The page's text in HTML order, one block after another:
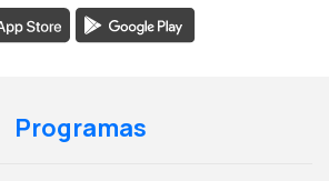
Programas